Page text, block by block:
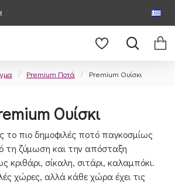
Premium Ποτά Premium Ουίσκι
Ουίσκι
το πιο δημοφιλές ποτό παγκοσμίως
τη ζύμωση και την απόσταξη
σίκαλη, σιτάρι, καλαμπόκι.
χώρες, αλλά κάθε χώρα έχει τις